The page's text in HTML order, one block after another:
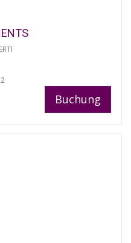
Buchung